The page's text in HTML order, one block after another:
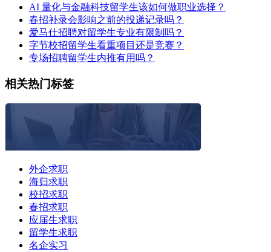
AI 量化与金融科技留学生该如何做职业选择？
春招补录会影响之前的投递记录吗？
爱马仕招聘对留学生专业有限制吗？
字节校招留学生看重项目还是竞赛？
专场招聘留学生内推有用吗？
相关热门标签
外企求职
海归求职
校招求职
春招求职
应届生求职
留学生求职
名企实习